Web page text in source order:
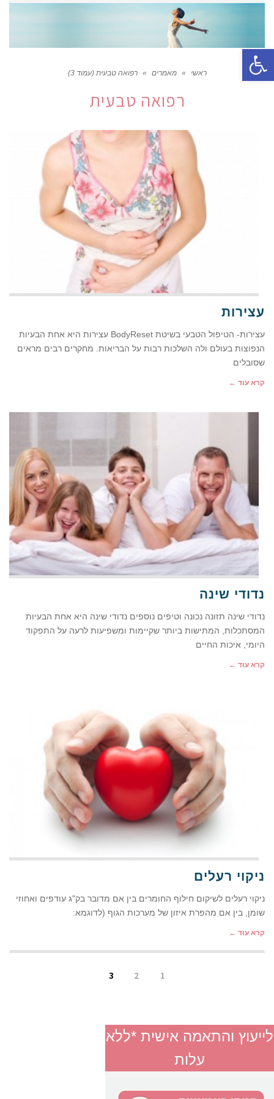
פתח סרגל נגישות
ראשי » מאמרים » רפואה טבעית (עמוד 3)
רפואה טבעית
עצירות
עצירות- הטיפול הטבעי בשיטת BodyReset עצירות היא אחת הבעיות
הנפוצות בעולם ולה השלכות רבות על הבריאות. מחקרים רבים מראים
שסובלים
קרא עוד ←
נדודי שינה
נדודי שינה תזונה נכונה וטיפים נוספים נדודי שינה היא אחת הבעיות
המסתכלות, המתישות ביותר שקיימות ומשפיעות לרעה על התפקוד
היומי, איכות החיים
קרא עוד ←
ניקוי רעלים
ניקוי רעלים לשיקום חילוף החומרים בין אם מדובר בק"ג עודפים ואחוזי
שומן, בין אם מהפרת איזון של מערכות הגוף (לדוגמא:
קרא עוד ←
1
2
3
לייעוץ והתאמה אישית *ללא
עלות